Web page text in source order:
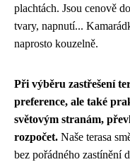
plachtách. Jsou cenově
tvary, napnutí...
naprosto kouzelně.
Při výběru zastřešení
preference, ale také
světovým stranám,
rozpočet. Naše terasa
bez pořádného zastínění